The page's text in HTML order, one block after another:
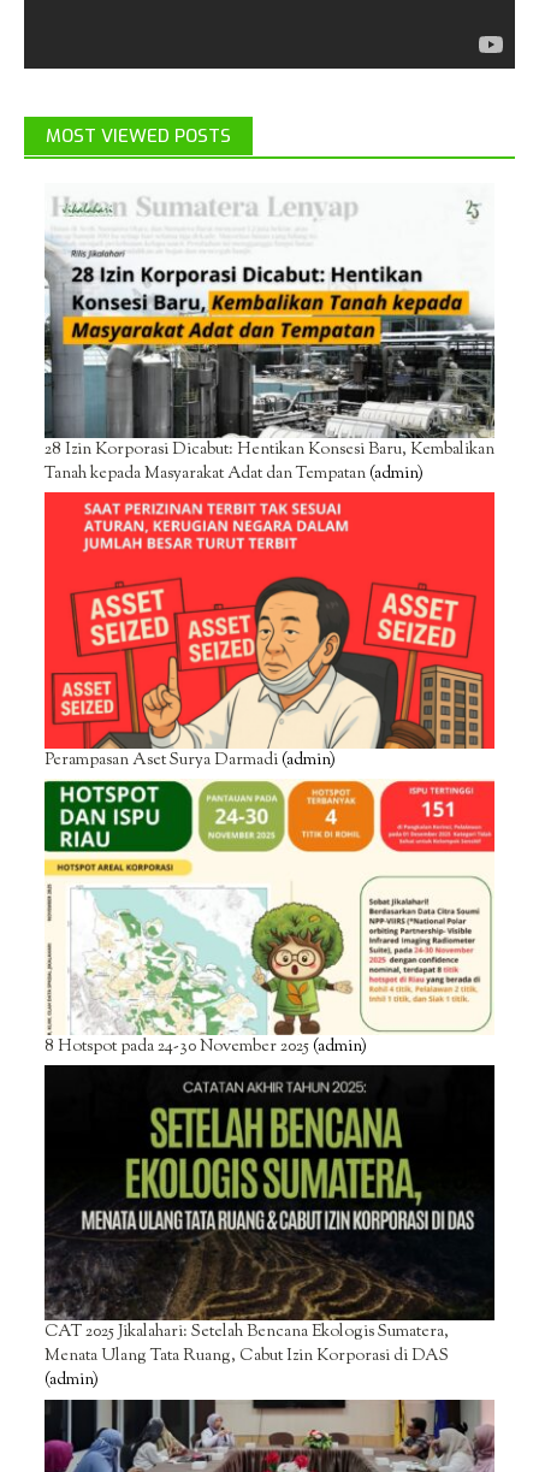
MOST VIEWED POSTS
28 Izin Korporasi Dicabut: Hentikan Konsesi Baru, Kembalikan
Tanah kepada Masyarakat Adat dan Tempatan(admin)
Perampasan Aset Surya Darmadi(admin)
8 Hotspot pada 24-30 November 2025(admin)
CAT 2025 Jikalahari: Setelah Bencana Ekologis Sumatera,
Menata Ulang Tata Ruang, Cabut Izin Korporasi di DAS
(admin)